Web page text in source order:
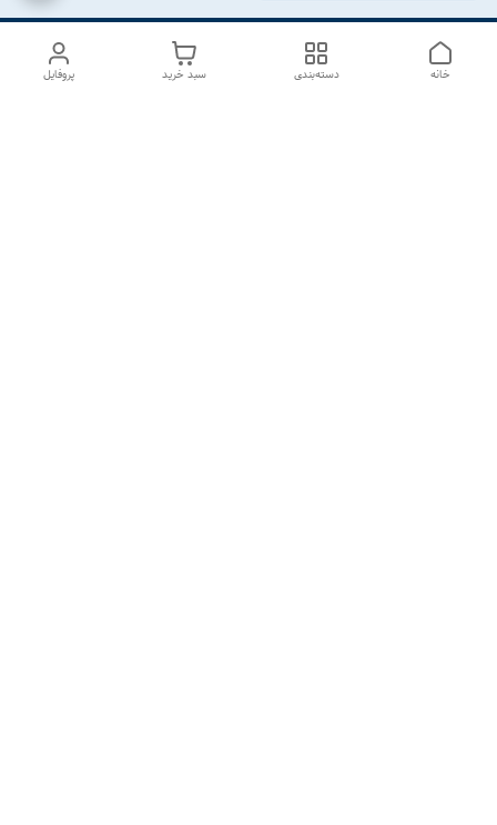
پروفایل سبد خرید دسته‌بندی خانه